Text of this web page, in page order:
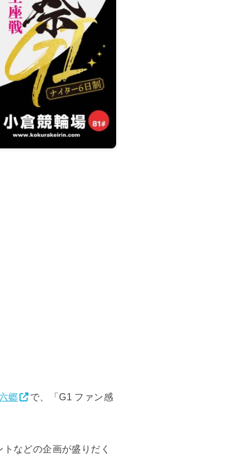
郷
で、「G1 ファン感
などの企画が盛りだく